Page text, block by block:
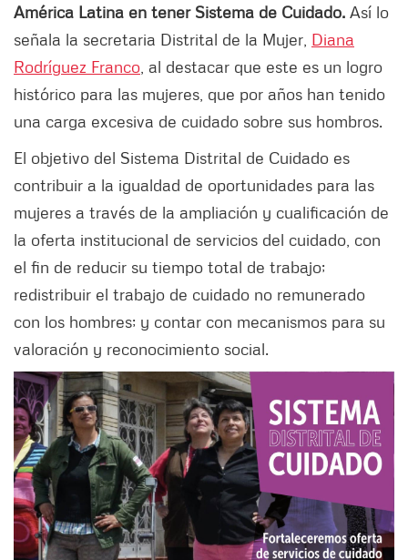
América Latina en tener Sistema de Cuidado. Así lo
señala la secretaria Distrital de la Mujer, Diana
Rodríguez Franco , al destacar que este es un logro
histórico para las mujeres, que por años han tenido
una carga excesiva de cuidado sobre sus hombros.
El objetivo del Sistema Distrital de Cuidado es
contribuir a la igualdad de oportunidades para las
mujeres a través de la ampliación y cualificación de
la oferta institucional de servicios del cuidado, con
el fin de reducir su tiempo total de trabajo;
redistribuir el trabajo de cuidado no remunerado
con los hombres; y contar con mecanismos para su
valoración y reconocimiento social.